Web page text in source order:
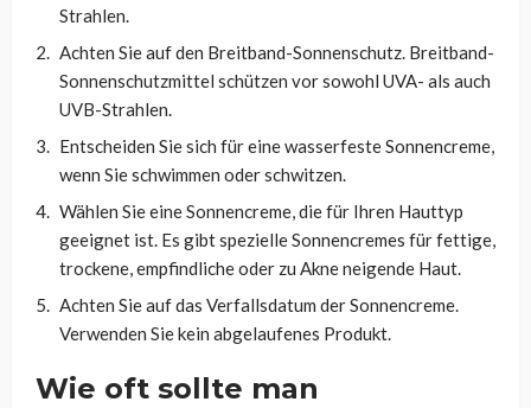
Strahlen.
Achten Sie auf den Breitband-Sonnenschutz. Breitband-
Sonnenschutzmittel schützen vor sowohl UVA- als auch
UVB-Strahlen.
Entscheiden Sie sich für eine wasserfeste Sonnencreme,
wenn Sie schwimmen oder schwitzen.
Wählen Sie eine Sonnencreme, die für Ihren Hauttyp
geeignet ist. Es gibt spezielle Sonnencremes für fettige,
trockene, empfindliche oder zu Akne neigende Haut.
Achten Sie auf das Verfallsdatum der Sonnencreme.
Verwenden Sie kein abgelaufenes Produkt.
Wie oft sollte man